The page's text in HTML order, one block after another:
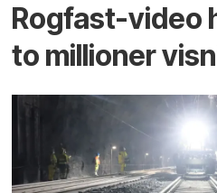
Rogfast-video
to millioner